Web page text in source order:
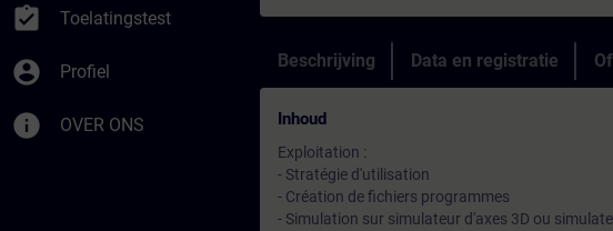
assignment_turned_in Toelatingstest
account_circle Profiel
info OVER ONS
les cycles
Théorie,
Beschrijving Data en registratie
Inhoud
Exploitation :
- Stratégie d'utilisation
- Création de fichiers programmes
- Simulation sur simulateur d'axes 3D ou